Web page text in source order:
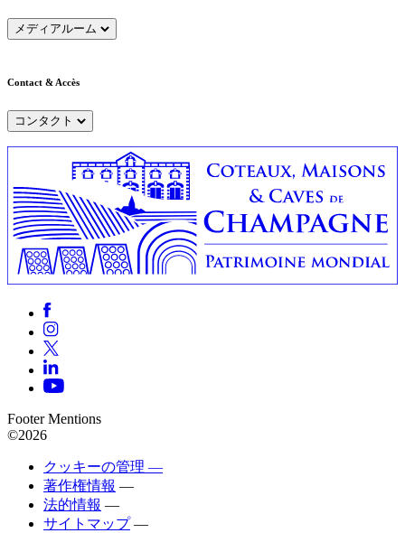
メディアルーム
Contact & Accès
コンタクト
Footer Mentions
©2026
クッキーの管理 —
著作権情報 —
法的情報 —
サイトマップ —